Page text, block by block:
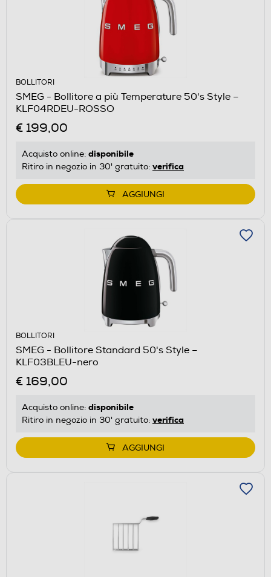
BOLLITORI
SMEG - Bollitore a più Temperature 50's Style –
KLF04RDEU-ROSSO
€ 199,00
Acquisto online: disponibile
Ritiro in negozio in 30' gratuito: verifica
AGGIUNGI
BOLLITORI
SMEG - Bollitore Standard 50's Style –
KLF03BLEU-nero
€ 169,00
Acquisto online: disponibile
Ritiro in negozio in 30' gratuito: verifica
AGGIUNGI